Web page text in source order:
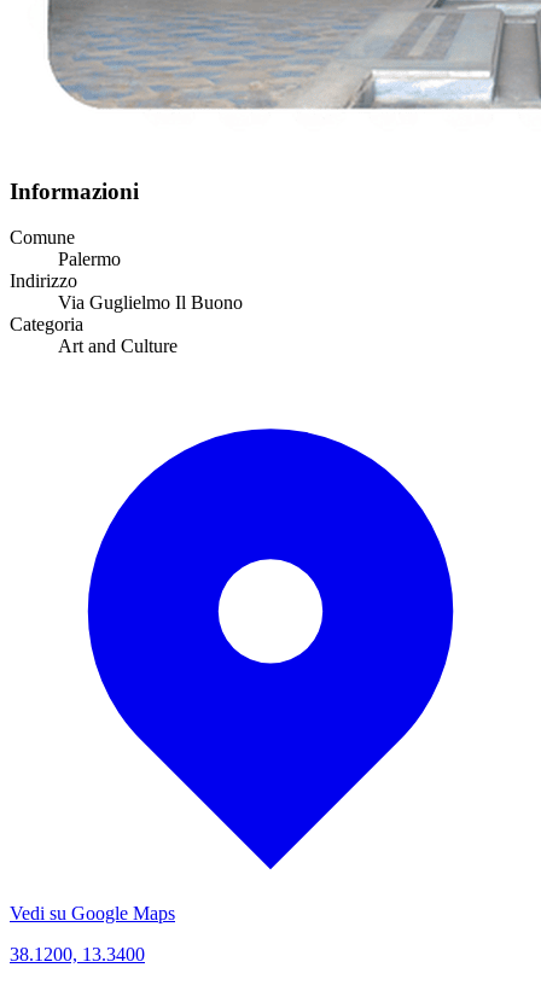
Informazioni
Comune
Palermo
Indirizzo
Via Guglielmo Il Buono
Categoria
Art and Culture
Vedi su Google Maps
38.1200, 13.3400